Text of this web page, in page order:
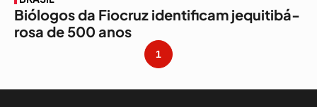
Biólogos da Fiocruz identificam jequitibá-
rosa de 500 anos
1